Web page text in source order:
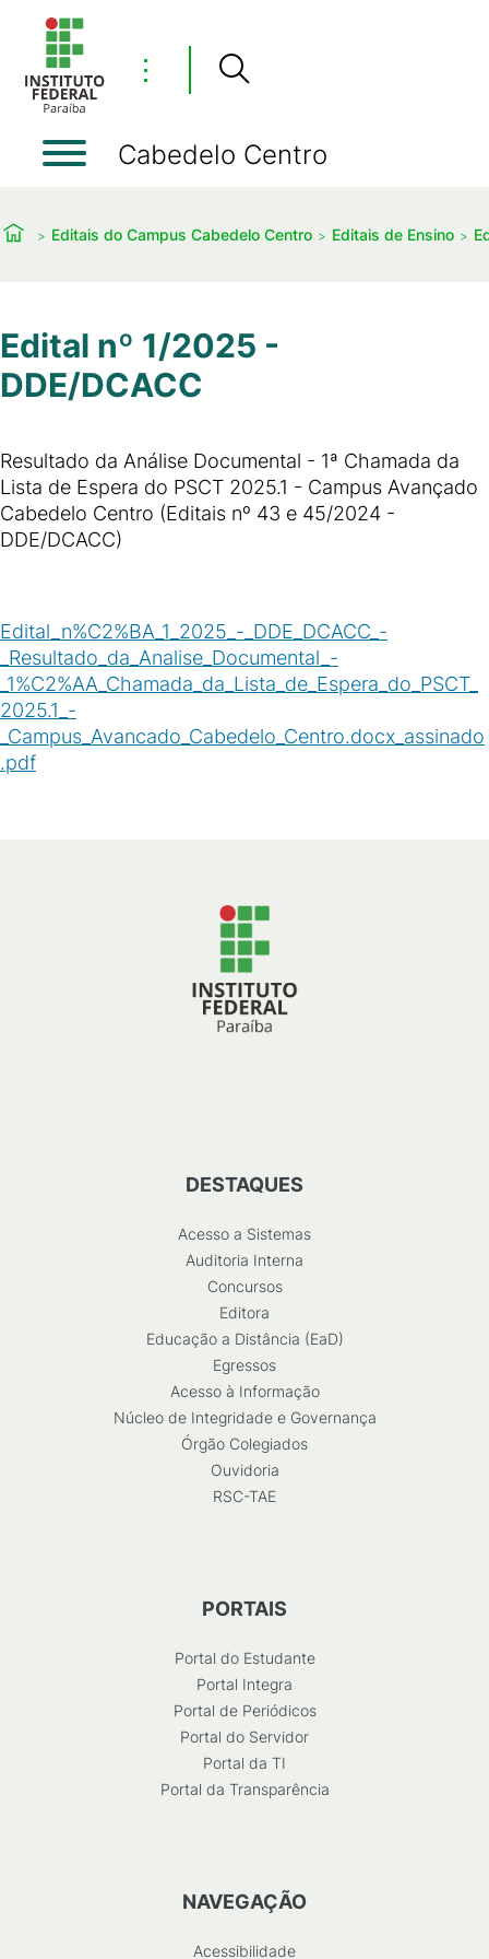
⋮
Cabedelo Centro
Editais do Campus Cabedelo Centro Editais de Ensino
Edital nº 1/2025 -
DDE/DCACC
Resultado da Análise Documental - 1ª Chamada da
Lista de Espera do PSCT 2025.1 - Campus Avançado
Cabedelo Centro (Editais nº 43 e 45/2024 -
DDE/DCACC)
Edital_n%C2%BA_1_2025_-_DDE_DCACC_-
_Resultado_da_Analise_Documental_-
_1%C2%AA_Chamada_da_Lista_de_Espera_do_PSCT_
2025.1_-
_Campus_Avancado_Cabedelo_Centro.docx_assinado
.pdf
DESTAQUES
Acesso a Sistemas
Auditoria Interna
Concursos
Editora
Educação a Distância (EaD)
Egressos
Acesso à Informação
Núcleo de Integridade e Governança
Órgão Colegiados
Ouvidoria
RSC-TAE
PORTAIS
Portal do Estudante
Portal Integra
Portal de Periódicos
Portal do Servidor
Portal da TI
Portal da Transparência
NAVEGAÇÃO
Acessibilidade